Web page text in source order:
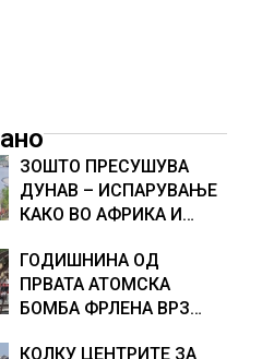
ЗОШТО ПРЕСУШУВА
ДУНАВ – ИСПАРУВАЊЕ
КАКО ВО АФРИКА И
ВОДА, објаснување на
хидрогеолог од Србија
ГОДИШНИНА ОД
ПРВАТА АТОМСКА
БОМБА ФРЛЕНА ВРЗ
КОЛКУ ЦЕНТРИТЕ ЗА